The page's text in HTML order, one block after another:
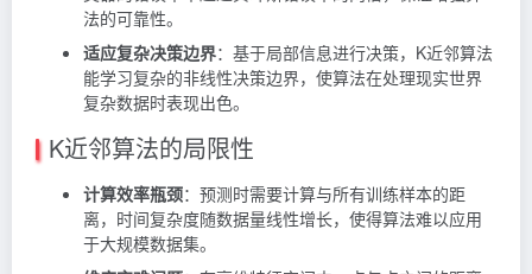
法的可靠性。
适应复杂决策边界：基于局部信息进行决策，K近邻算法
能学习复杂的非线性决策边界，使算法在处理现实世界
复杂数据时表现出色。
K近邻算法的局限性
计算效率瓶颈：预测时需要计算与所有训练样本的距
离，时间复杂度随数据量线性增长，使得算法难以应用
于大规模数据集。